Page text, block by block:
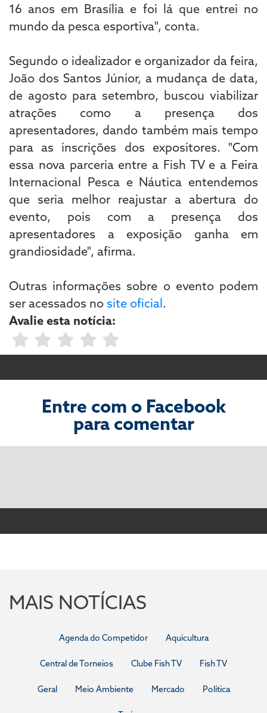
16 anos em Brasília e foi lá que entrei no
mundo da pesca esportiva", conta.
Segundo o idealizador e organizador da feira,
João dos Santos Júnior, a mudança de data,
de agosto para setembro, buscou viabilizar
atrações como a presença dos
apresentadores, dando também mais tempo
para as inscrições dos expositores. "Com
essa nova parceria entre a Fish TV e a Feira
Internacional Pesca e Náutica entendemos
que seria melhor reajustar a abertura do
evento, pois com a presença dos
apresentadores a exposição ganha em
grandiosidade", afirma.
Outras informações sobre o evento podem
ser acessados no site oficial.
Avalie esta notícia:
Entre com o Facebook
para comentar
MAIS NOTÍCIAS
Agenda do Competidor Aquicultura
Central de Torneios Clube Fish TV Fish TV
Geral Meio Ambiente Mercado Política